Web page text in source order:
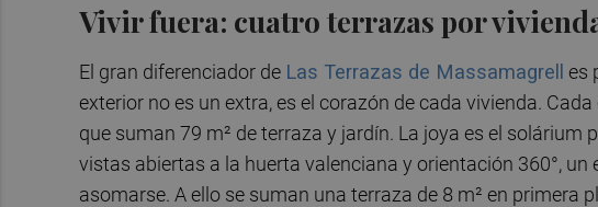
Vivir fuera: cuatro terrazas por
El gran diferenciador de Las Terrazas de Massamagrell
es
exterior no es un extra, es el corazón de cada vivienda.
que suman 79 m² de terraza y jardín. La joya es el solárium
vistas abiertas a la huerta valenciana y orientación 360°,
asomarse. A ello se suman una terraza de 8 m² en primera